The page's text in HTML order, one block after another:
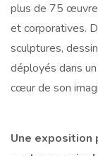
plus de 75
et corporatives.
sculptures,
déployés dans
cœur de son
Une exposition